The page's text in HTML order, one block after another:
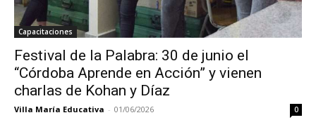
Capacitaciones
Festival de la Palabra: 30 de junio el
“Córdoba Aprende en Acción” y vienen
charlas de Kohan y Díaz
Villa María Educativa - 01/06/2026 0